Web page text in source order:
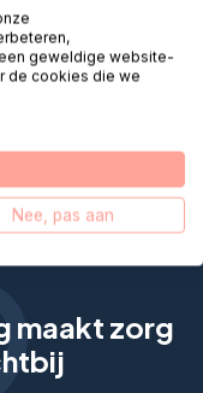
starten?
maakt zorg
geweldige website-
de cookies die we
Nee, pas aan